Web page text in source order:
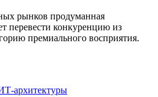
рынков продуманная
перевести конкуренцию из
премиального восприятия.
архитектуры